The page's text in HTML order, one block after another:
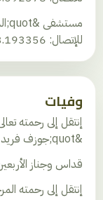
للإتصال: 03.193356
وفيات
&quot;جوزف فريد الحاج&quot; متمماً واجباته الدينية.
قداس وجناز
إنتقل إلى رحمته